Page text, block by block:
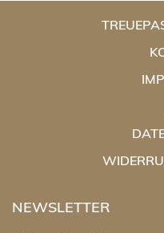
NEWSLETTER